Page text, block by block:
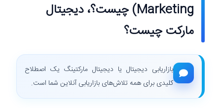
Marketing) چیست؟، دیجیتال
مارکت چیست؟
بازاریابی دیجیتال یا دیجیتال مارکتینگ یک اصطلاح
کلیدی برای همه تلاش‌های بازاریابی آنلاین شما است.